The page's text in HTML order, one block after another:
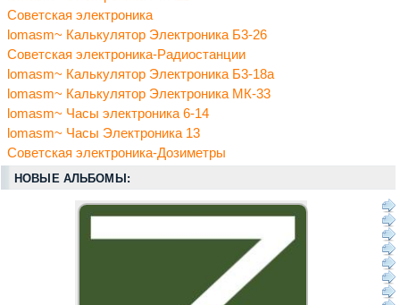
Советская электроника
lomasm~ Калькулятор Электроника Б3-26
Советская электроника-Радиостанции
lomasm~ Калькулятор Электроника Б3-18а
lomasm~ Калькулятор Электроника МК-33
lomasm~ Часы электроника 6-14
lomasm~ Часы Электроника 13
Советская электроника-Дозиметры
НОВЫЕ АЛЬБОМЫ: